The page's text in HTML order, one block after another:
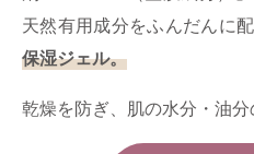
天然有用成分をふんだんに
保湿ジェル。
乾燥を防ぎ、肌の水分・油分